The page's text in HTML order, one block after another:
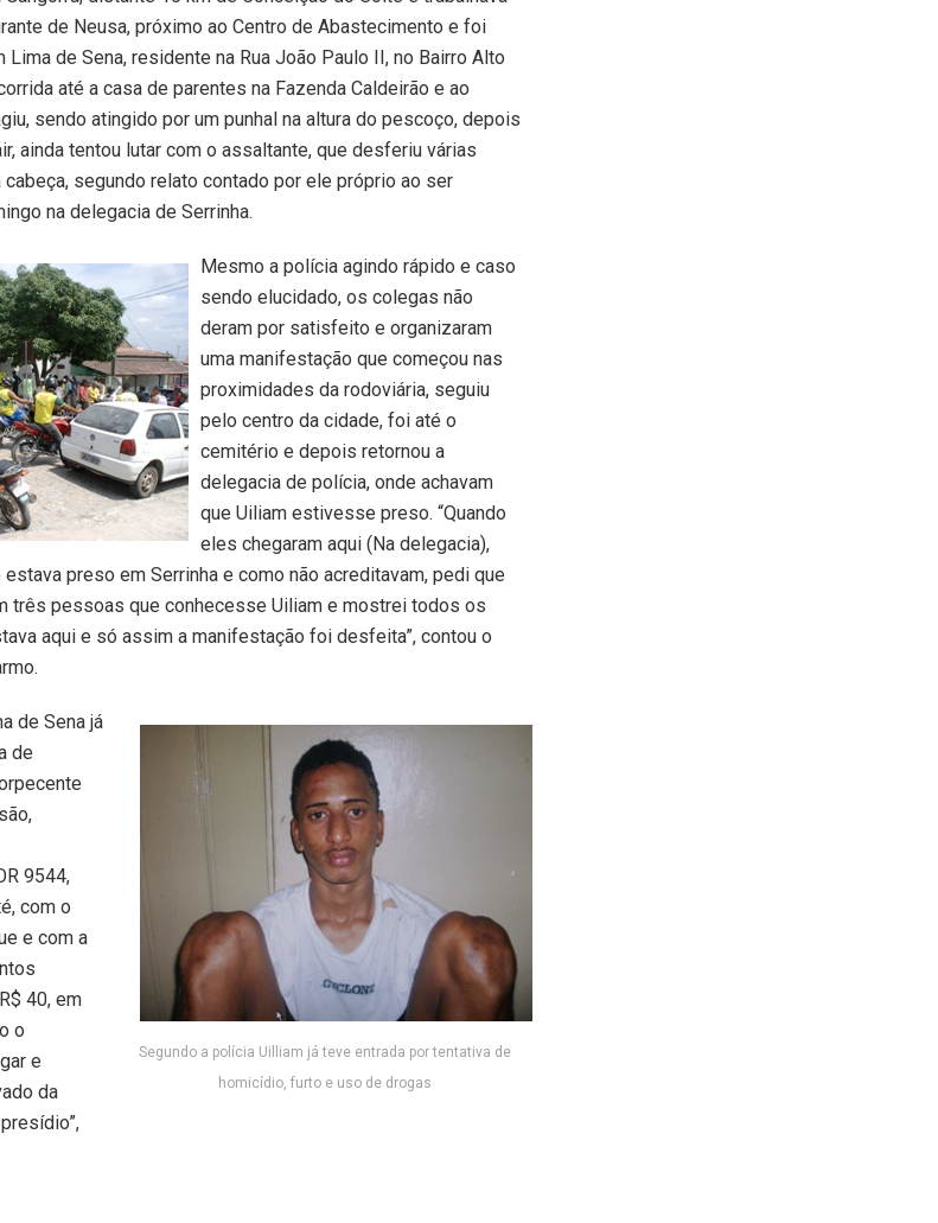
de Neusa, próximo ao Centro de Abastecimento e foi
de Sena, residente na Rua João Paulo II, no Bairro Alto
até a casa de parentes na Fazenda Caldeirão e ao
sendo atingido por um punhal na altura do pescoço, depois
ainda tentou lutar com o assaltante, que desferiu várias
segundo relato contado por ele próprio ao ser
na delegacia de Serrinha.
Mesmo a polícia agindo rápido e caso
sendo elucidado, os colegas não
deram por satisfeito e organizaram
uma manifestação que começou nas
proximidades da rodoviária, seguiu
pelo centro da cidade, foi até o
cemitério e depois retornou a
delegacia de polícia, onde achavam
que Uiliam estivesse preso. “Quando
eles chegaram aqui (Na delegacia),
preso em Serrinha e como não acreditavam, pedi que
três pessoas que conhecesse Uiliam e mostrei todos os
aqui e só assim a manifestação foi desfeita”, contou o
Segundo a polícia Uilliam já teve entrada por tentativa de
homicídio, furto e uso de drogas
de Sena já
de
9544,
com o
e com a
40, em
o
e
da